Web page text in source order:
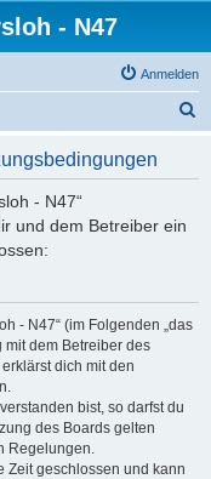
- N47
Anmelden
- N47“
und dem Betreiber ein
- N47“ (im Folgenden „das
mit dem Betreiber des
dich mit den
bist, so darfst du
des Boards gelten
Regelungen.
Zeit geschlossen und kann